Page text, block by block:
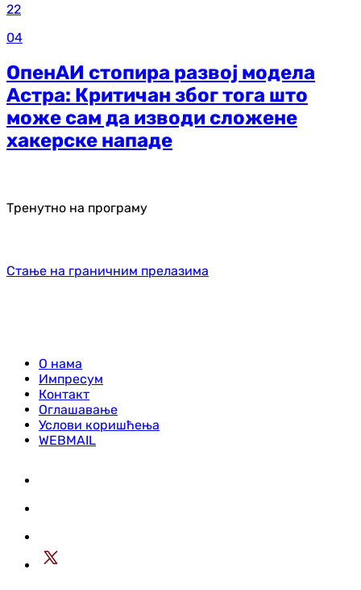
22
04
ОпенАИ стопира развој модела
Астра: Критичан због тога што
може сам да изводи сложене
хакерске нападе
Тренутно на програму
Стање на граничним прелазима
О нама
Импресум
Контакт
Оглашавање
Услови коришћења
WEBMAIL